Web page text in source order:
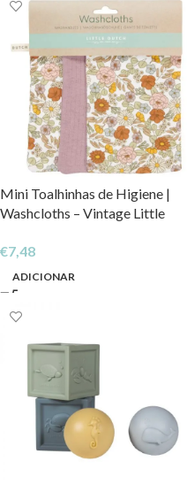
Mini Toalhinhas de Higiene |
Washcloths – Vintage Little
€7,48
ADICIONAR